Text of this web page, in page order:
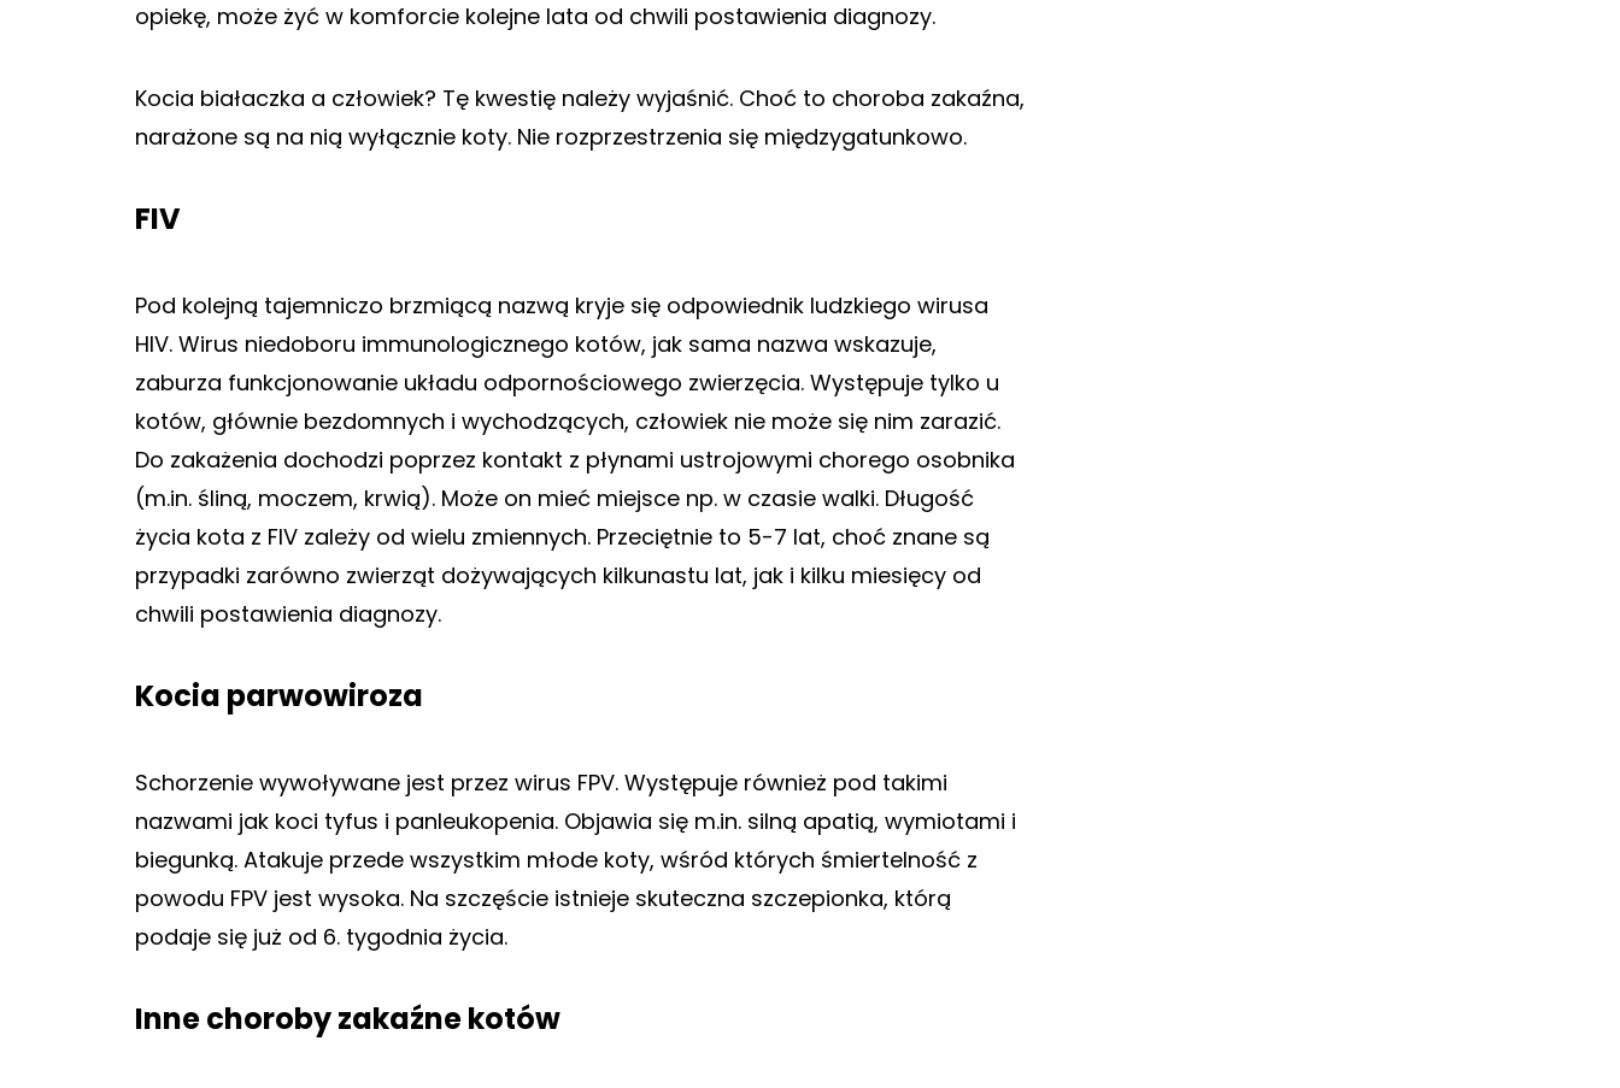
opiekę, może żyć w komforcie kolejne lata od chwili postawienia diagnozy.
Kocia białaczka a człowiek? Tę kwestię należy wyjaśnić. Choć to choroba zakaźna,
narażone są na nią wyłącznie koty. Nie rozprzestrzenia się międzygatunkowo.
FIV
Pod kolejną tajemniczo brzmiącą nazwą kryje się odpowiednik ludzkiego wirusa
HIV. Wirus niedoboru immunologicznego kotów, jak sama nazwa wskazuje,
zaburza funkcjonowanie układu odpornościowego zwierzęcia. Występuje tylko u
kotów, głównie bezdomnych i wychodzących, człowiek nie może się nim zarazić.
Do zakażenia dochodzi poprzez kontakt z płynami ustrojowymi chorego osobnika
(m.in. śliną, moczem, krwią). Może on mieć miejsce np. w czasie walki. Długość
życia kota z FIV zależy od wielu zmiennych. Przeciętnie to 5-7 lat, choć znane są
przypadki zarówno zwierząt dożywających kilkunastu lat, jak i kilku miesięcy od
chwili postawienia diagnozy.
Kocia parwowiroza
Schorzenie wywoływane jest przez wirus FPV. Występuje również pod takimi
nazwami jak koci tyfus i panleukopenia. Objawia się m.in. silną apatią, wymiotami i
biegunką. Atakuje przede wszystkim młode koty, wśród których śmiertelność z
powodu FPV jest wysoka. Na szczęście istnieje skuteczna szczepionka, którą
podaje się już od 6. tygodnia życia.
Inne choroby zakaźne kotów